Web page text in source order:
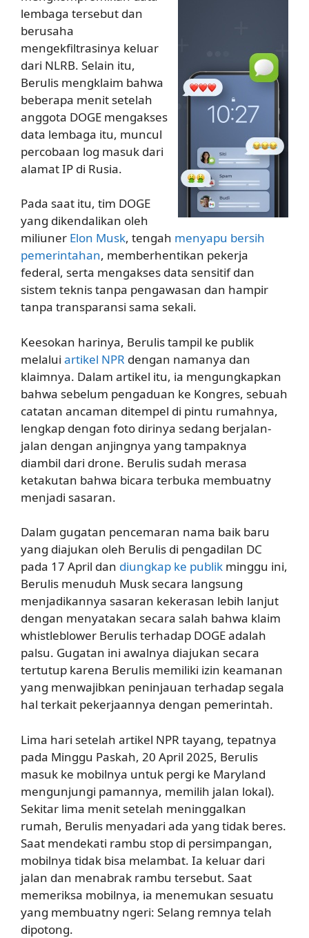
lembaga tersebut dan
berusaha
mengekfiltrasinya keluar
dari NLRB. Selain itu,
Berulis mengklaim bahwa
beberapa menit setelah
anggota DOGE mengakses
data lembaga itu, muncul
percobaan log masuk dari
alamat IP di Rusia.
Pada saat itu, tim DOGE
yang dikendalikan oleh
miliuner Elon Musk, tengah menyapu bersih
pemerintahan, memberhentikan pekerja
federal, serta mengakses data sensitif dan
sistem teknis tanpa pengawasan dan hampir
tanpa transparansi sama sekali.
Keesokan harinya, Berulis tampil ke publik
melalui artikel NPR dengan namanya dan
klaimnya. Dalam artikel itu, ia mengungkapkan
bahwa sebelum pengaduan ke Kongres, sebuah
catatan ancaman ditempel di pintu rumahnya,
lengkap dengan foto dirinya sedang berjalan-
jalan dengan anjingnya yang tampaknya
diambil dari drone. Berulis sudah merasa
ketakutan bahwa bicara terbuka membuatny
menjadi sasaran.
Dalam gugatan pencemaran nama baik baru
yang diajukan oleh Berulis di pengadilan DC
pada 17 April dan diungkap ke publik minggu ini,
Berulis menuduh Musk secara langsung
menjadikannya sasaran kekerasan lebih lanjut
dengan menyatakan secara salah bahwa klaim
whistleblower Berulis terhadap DOGE adalah
palsu. Gugatan ini awalnya diajukan secara
tertutup karena Berulis memiliki izin keamanan
yang menwajibkan peninjauan terhadap segala
hal terkait pekerjaannya dengan pemerintah.
Lima hari setelah artikel NPR tayang, tepatnya
pada Minggu Paskah, 20 April 2025, Berulis
masuk ke mobilnya untuk pergi ke Maryland
mengunjungi pamannya, memilih jalan lokal).
Sekitar lima menit setelah meninggalkan
rumah, Berulis menyadari ada yang tidak beres.
Saat mendekati rambu stop di persimpangan,
mobilnya tidak bisa melambat. Ia keluar dari
jalan dan menabrak rambu tersebut. Saat
memeriksa mobilnya, ia menemukan sesuatu
yang membuatny ngeri: Selang remnya telah
dipotong.